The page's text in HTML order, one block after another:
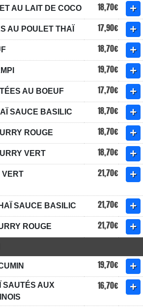
AU LAIT DE COCO 18,70€
AU POULET THAÏ 17,90€
18,70€
19,70€
AU BOEUF 17,70€
SAUCE BASILIC 18,70€
ROUGE 18,70€
VERT 18,70€
VERT 21,70€
SAUCE BASILIC 21,70€
ROUGE 21,70€
19,70€
SAUTÉS AUX
16,70€